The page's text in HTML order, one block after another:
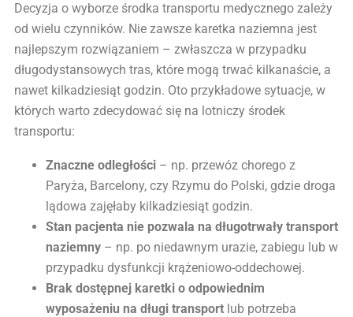
Decyzja o wyborze środka transportu medycznego zależy
od wielu czynników. Nie zawsze karetka naziemna jest
najlepszym rozwiązaniem – zwłaszcza w przypadku
długodystansowych tras, które mogą trwać kilkanaście, a
nawet kilkadziesiąt godzin. Oto przykładowe sytuacje, w
których warto zdecydować się na lotniczy środek
transportu:
Znaczne odległości – np. przewóz chorego z
Paryża, Barcelony, czy Rzymu do Polski, gdzie droga
lądowa zajęłaby kilkadziesiąt godzin.
Stan pacjenta nie pozwala na długotrwały transport
naziemny – np. po niedawnym urazie, zabiegu lub w
przypadku dysfunkcji krążeniowo-oddechowej.
Brak dostępnej karetki o odpowiednim
wyposażeniu na długi transport lub potrzeba